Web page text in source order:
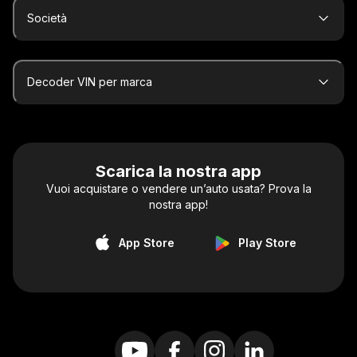
Società
Decoder VIN per marca
Scarica la nostra app
Vuoi acquistare o vendere un’auto usata? Prova la
nostra app!
App Store Play Store